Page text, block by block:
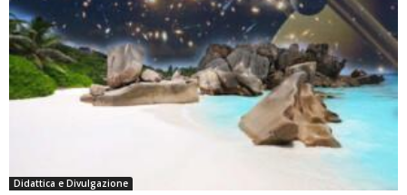
Didattica e Divulgazione